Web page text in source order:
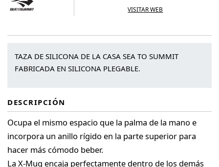
VISITAR WEB
TAZA DE SILICONA DE LA CASA SEA TO SUMMIT
FABRICADA EN SILICONA PLEGABLE.
DESCRIPCIÓN
Ocupa el mismo espacio que la palma de la mano e
incorpora un anillo rígido en la parte superior para
hacer más cómodo beber.
La X-Mug encaja perfectamente dentro de los demás